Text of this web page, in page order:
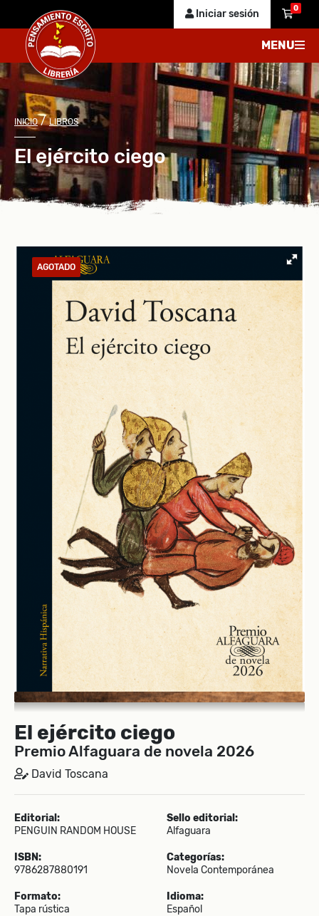
Iniciar sesión 0
MENU
INICIO/LIBROS
El ejército ciego
AGOTADO
El ejército ciego
Premio Alfaguara de novela 2026
David Toscana
Editorial:
PENGUIN RANDOM HOUSE
Sello editorial:
Alfaguara
ISBN:
9786287880191
Categorías:
Novela Contemporánea
Formato:
Tapa rústica
Idioma:
Español